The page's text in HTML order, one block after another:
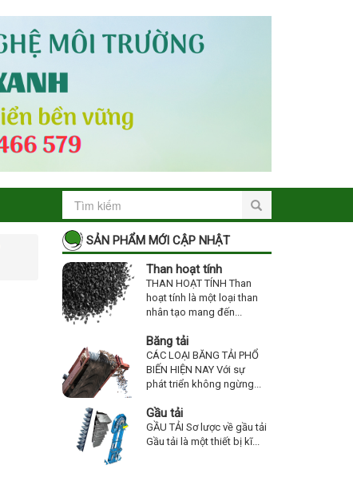
SẢN PHẨM MỚI CẬP NHẬT
Than hoạt tính
THAN HOẠT TÍNH Than
hoạt tính là một loại than
nhân tạo mang đến...
Băng tải
CÁC LOẠI BĂNG TẢI PHỔ
BIẾN HIỆN NAY Với sự
phát triển không ngừng...
Gầu tải
GẦU TẢI Sơ lược về gầu tải
Gầu tải là một thiết bị kĩ...